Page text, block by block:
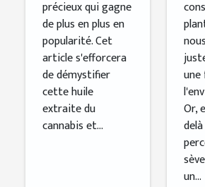
précieux qui gagne
de plus en plus en
popularité. Cet
article s'efforcera
de démystifier
cette huile
extraite du
cannabis et...
Or,
un...